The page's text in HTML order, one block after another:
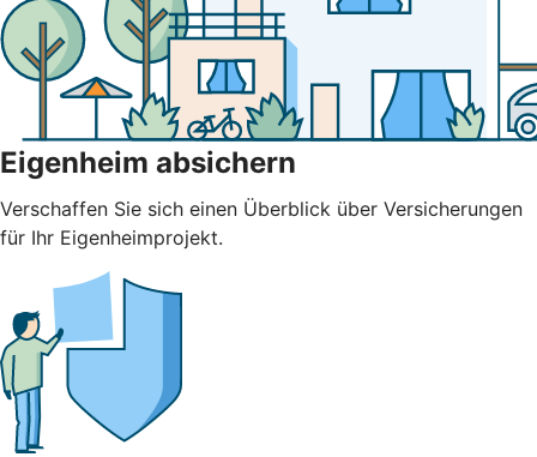
Eigenheim absichern
Verschaffen Sie sich einen Überblick über Versicherungen
für Ihr Eigenheimprojekt.